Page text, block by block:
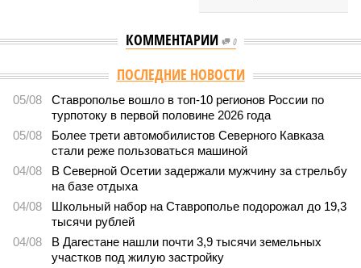
КОММЕНТАРИИ 0
ПОСЛЕДНИЕ НОВОСТИ
05/08
Ставрополье вошло в топ-10 регионов России по
турпотоку в первой половине 2026 года
05/08
Более трети автомобилистов Северного Кавказа
стали реже пользоваться машиной
04/08
В Северной Осетии задержали мужчину за стрельбу
на базе отдыха
04/08
Школьный набор на Ставрополье подорожал до 19,3
тысячи рублей
04/08
В Дагестане нашли почти 3,9 тысячи земельных
участков под жилую застройку